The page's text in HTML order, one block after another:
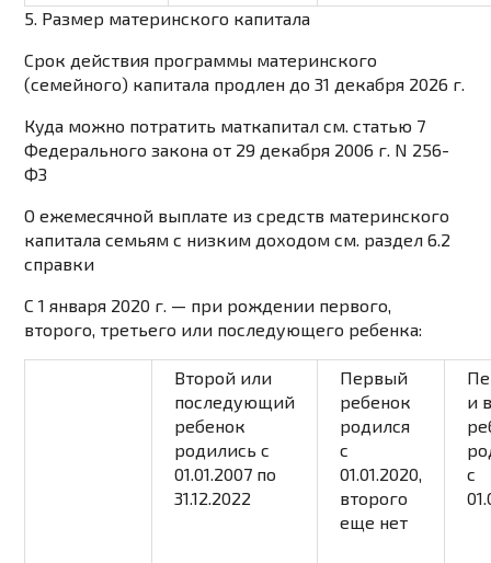
5. Размер материнского капитала
Срок действия программы материнского
(семейного) капитала продлен до 31 декабря 2026 г.
Куда можно потратить маткапитал см.статью 7
Федерального закона от 29 декабря 2006 г. N 256-
ФЗ
О ежемесячной выплате из средств материнского
капитала семьям с низким доходом см. раздел 6.2
справки
С 1 января 2020 г. — при рождении первого,
второго, третьего или последующего ребенка:
Второй или
последующий
ребенок
родились с
01.01.2007 по
31.12.2022
Первый
ребенок
родился
с
01.01.2020,
второго
еще нет
и
с